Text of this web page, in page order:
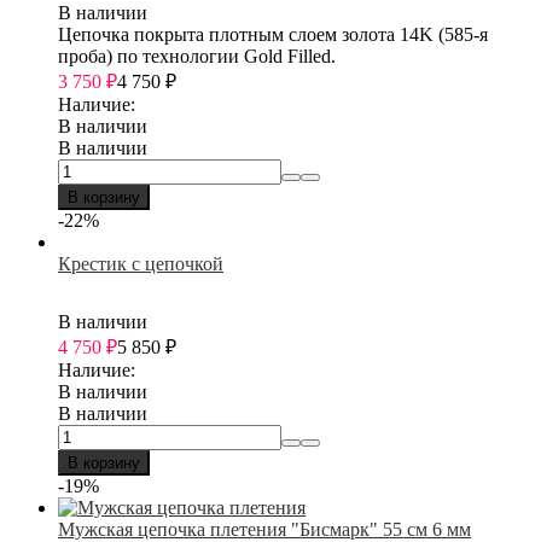
В наличии
Цепочка покрыта плотным слоем золота 14K (585-я
проба) по технологии Gold Filled.
3 750 ₽4 750 ₽
Наличие:
В наличии
В наличии
В корзину
-22%
Крестик с цепочкой
В наличии
4 750 ₽5 850 ₽
Наличие:
В наличии
В наличии
В корзину
-19%
Мужская цепочка плетения "Бисмарк" 55 см 6 мм